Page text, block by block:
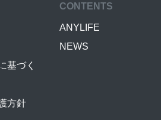
基づく
方針
CONTENTS
ANYLIFE
NEWS